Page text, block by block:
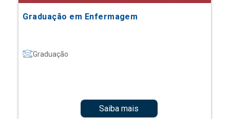
Graduação em Enfermagem
Graduação
Saiba mais